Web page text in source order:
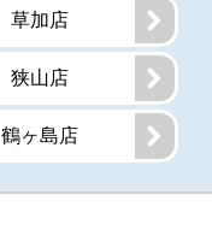
草加店
狭山店
鶴ヶ島店